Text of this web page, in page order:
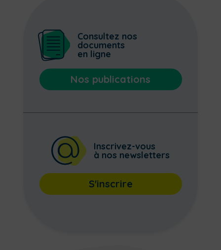
Consultez nos
documents
en ligne
Nos publications
Inscrivez-vous
à nos newsletters
S'inscrire